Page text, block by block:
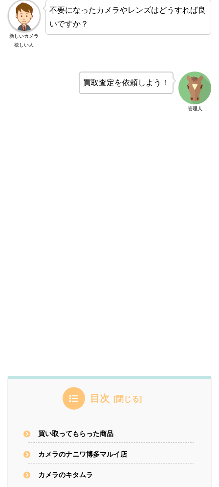
新しいカメラ
欲しい人
不要になったカメラやレンズはどうすれば良
いですか？
管理人
買取査定を依頼しよう！
目次
買い取ってもらった商品
カメラのナニワ博多マルイ店
カメラのキタムラ